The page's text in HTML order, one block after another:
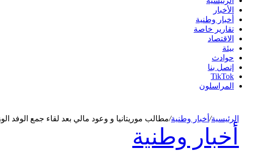
الأخبار
أخبار وطنية
تقارير خاصة
الاقتصاد
بيئة
حوادث
إتصل بنا
TikTok
المراسلون
الرئيسية/ أخبار وطنية/مطالب موريتانيا و وعود مالي بعد لقاء جمع الوفد
أخبار وطنية